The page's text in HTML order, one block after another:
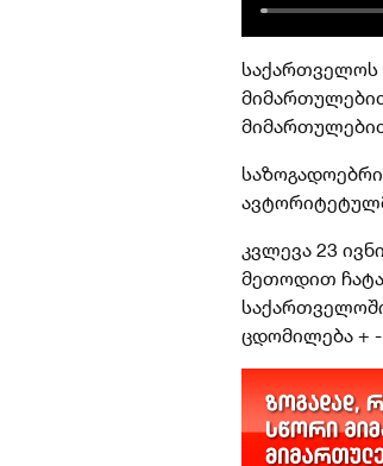
საქართველოს
კვლევა 23
მეთოდით
საქართველოში
ცდომილება + -